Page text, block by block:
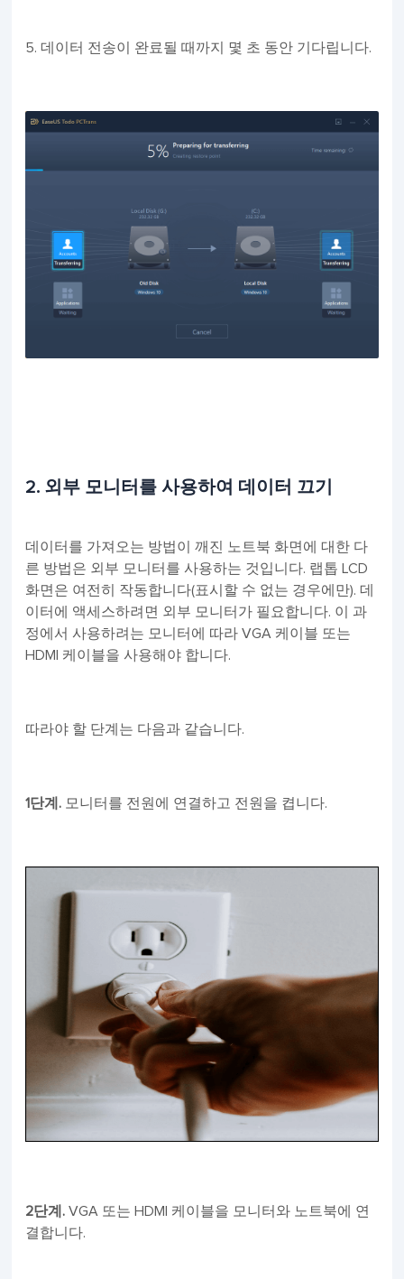
5. 데이터 전송이 완료될 때까지 몇 초 동안 기다립니다.
2. 외부 모니터를 사용하여 데이터 끄기
데이터를 가져오는 방법이 깨진 노트북 화면에 대한 다
른 방법은 외부 모니터를 사용하는 것입니다. 랩톱 LCD
화면은 여전히 작동합니다(표시할 수 없는 경우에만). 데
이터에 액세스하려면 외부 모니터가 필요합니다. 이 과
정에서 사용하려는 모니터에 따라 VGA 케이블 또는
HDMI 케이블을 사용해야 합니다.
따라야 할 단계는 다음과 같습니다.
1단계. 모니터를 전원에 연결하고 전원을 켭니다.
2단계. VGA 또는 HDMI 케이블을 모니터와 노트북에 연
결합니다.